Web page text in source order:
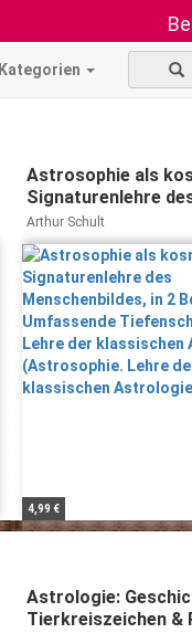
Kategorien
Astrosophie als
Signaturenlehre
Menschenbildes, in 2
Bd.2: Umfassende
Tiefenschau und
klassischen
(Astrosophie.
klassischen
Arthur Schult
4,99 €
Astrologie:
Tierkreiszeichen &